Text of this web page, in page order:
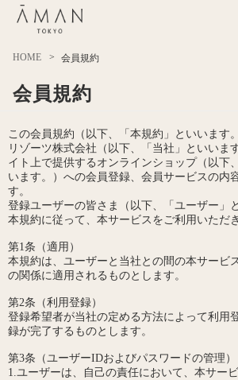
HOME 会員規約
会員規約
この会員規約（以下、「本規約」といいます
リゾーツ株式会社（以下、「当社」といいま
イト上で提供するオンラインショップ（以下
います。）への会員登録、会員サービスの内
す。
登録ユーザーの皆さま（以下、「ユーザー」
本規約に従って、本サービスをご利用いただ
第1条（適用）
本規約は、ユーザーと当社との間の本サービ
の関係に適用されるものとします。
第2条（利用登録）
登録希望者が当社の定める方法によって利用
録が完了するものとします。
第3条（ユーザーIDおよびパスワードの管理）
1.ユーザーは、自己の責任において、本サー